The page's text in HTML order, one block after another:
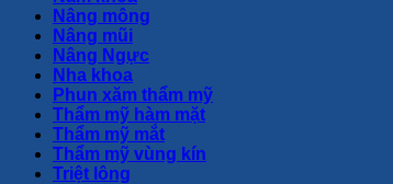
Nâng mông
Nâng mũi
Nâng Ngực
Nha khoa
Phun xăm thẩm mỹ
Thẩm mỹ hàm mặt
Thẩm mỹ mắt
Thẩm mỹ vùng kín
Triệt lông